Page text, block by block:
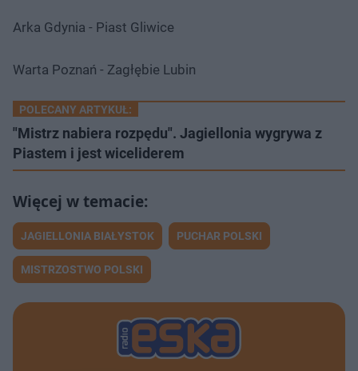
Arka Gdynia - Piast Gliwice
Warta Poznań - Zagłębie Lubin
POLECANY ARTYKUŁ:
"Mistrz nabiera rozpędu". Jagiellonia wygrywa z
Piastem i jest wiceliderem
JAGIELLONIA BIAŁYSTOK PUCHAR POLSKI
MISTRZOSTWO POLSKI